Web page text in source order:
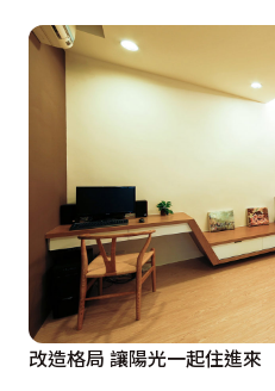
改造格局 讓陽光一起住進來